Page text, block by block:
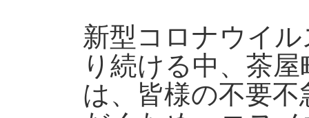
新型コロナウイ
り続ける中、茶
は、皆様の不要